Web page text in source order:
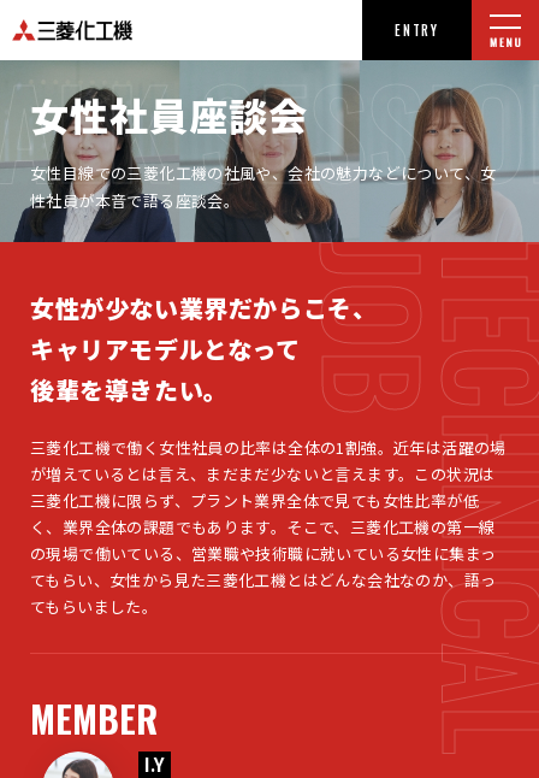
ENTRY
女性社員座談会
女性目線での三菱化工機の社風や、会社の魅力などについて、女
性社員が本音で語る座談会。
JOB
女性が少ない業界だからこそ、
キャリアモデルとなって
後輩を導きたい。
三菱化工機で働く女性社員の比率は全体の1割強。近年は活躍の場
が増えているとは言え、まだまだ少ないと言えます。この状況は
三菱化工機に限らず、プラント業界全体で見ても女性比率が低
く、業界全体の課題でもあります。そこで、三菱化工機の第一線
の現場で働いている、営業職や技術職に就いている女性に集まっ
てもらい、女性から見た三菱化工機とはどんな会社なのか、語っ
てもらいました。
MEMBER
I.Y